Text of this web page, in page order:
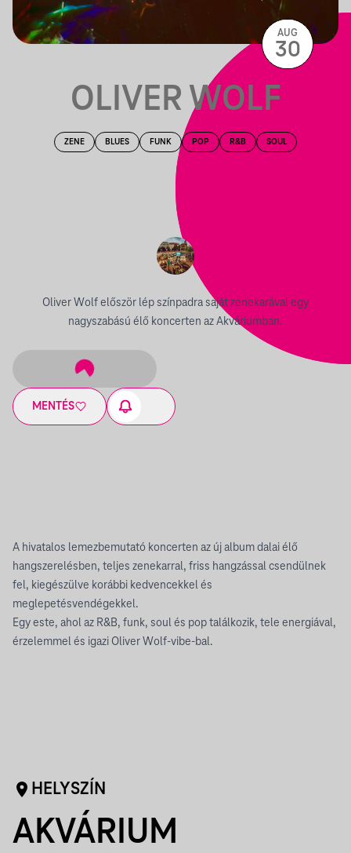
OLIVER WOLF
ZENE BLUES FUNK POP R&B SOUL
Oliver Wolf először lép színpadra saját zenekarával egy
nagyszabású élő koncerten az Akváriumban.
MENTÉS
AUG
30
A hivatalos lemezbemutató koncerten az új album dalai élő
hangszerelésben, teljes zenekarral, friss hangzással csendülnek
fel, kiegészülve korábbi kedvencekkel és
meglepetésvendégekkel.
Egy este, ahol az R&B, funk, soul és pop találkozik, tele energiával,
érzelemmel és igazi Oliver Wolf-vibe-bal.
HELYSZÍN
AKVÁRIUM